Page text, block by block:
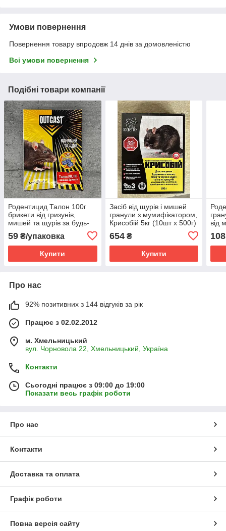
Умови повернення
Повернення товару впродовж 14 днів за домовленістю
Всі умови повернення
Подібні товари компанії
Родентицид Талон 100г
брикети від гризунів,
мишей та щурів за будь-
59 ₴/упаковка
Купити
Засіб від щурів і мишей
гранули з мумифікатором,
Крисобій 5кг (10шт х 500г)
654₴
Купити
від
108
Про нас
92% позитивних з 144 відгуків за рік
Працює з 02.02.2012
м. Хмельницький
вул. Чорновола 22, Хмельницький, Україна
Контакти
Сьогодні працює з 09:00 до 19:00
Показати весь графік роботи
Про нас
Контакти
Доставка та оплата
Графік роботи
Повна версія сайту